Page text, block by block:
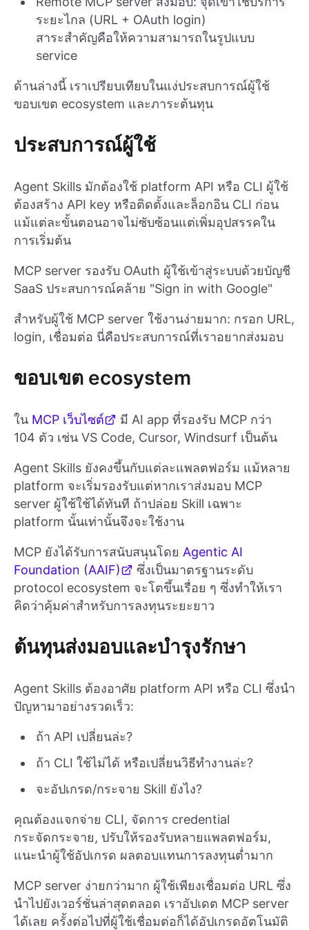
ระยะไกล (URL + OAuth login)
สาระสำคัญคือให้ความสามารถในรูปแบบ
service
ด้านล่างนี้ เราเปรียบเทียบในแง่ประสบการณ์ผู้ใช้
ขอบเขต ecosystem และภาระต้นทุน
ประสบการณ์ผู้ใช้
Agent Skills มักต้องใช้ platform API หรือ CLI ผู้ใช้
ต้องสร้าง API key หรือติดตั้งและล็อกอิน CLI ก่อน
แม้แต่ละขั้นตอนอาจไม่ซับซ้อนแต่เพิ่มอุปสรรคใน
การเริ่มต้น
MCP server รองรับ OAuth ผู้ใช้เข้าสู่ระบบด้วยบัญชี
SaaS ประสบการณ์คล้าย "Sign in with Google"
สำหรับผู้ใช้ MCP server ใช้งานง่ายมาก: กรอก URL,
login, เชื่อมต่อ นี่คือประสบการณ์ที่เราอยากส่งมอบ
ขอบเขต ecosystem
ใน MCP เว็บไซต์
มี AI app ที่รองรับ MCP กว่า
104 ตัว เช่น VS Code, Cursor, Windsurf เป็นต้น
Agent Skills ยังคงขึ้นกับแต่ละแพลตฟอร์ม แม้หลาย
platform จะเริ่มรองรับแต่หากเราส่งมอบ MCP
server ผู้ใช้ใช้ได้ทันที ถ้าปล่อย Skill เฉพาะ
platform นั้นเท่านั้นจึงจะใช้งาน
MCP ยังได้รับการสนับสนุนโดย Agentic AI
Foundation (AAIF)
ซึ่งเป็นมาตรฐานระดับ
protocol ecosystem จะโตขึ้นเรื่อย ๆ ซึ่งทำให้เรา
คิดว่าคุ้มค่าสำหรับการลงทุนระยะยาว
ต้นทุนส่งมอบและบำรุงรักษา
Agent Skills ต้องอาศัย platform API หรือ CLI ซึ่งนำ
ปัญหามาอย่างรวดเร็ว:
ถ้า API เปลี่ยนล่ะ?
ถ้า CLI ใช้ไม่ได้ หรือเปลี่ยนวิธีทำงานล่ะ?
จะอัปเกรด/กระจาย Skill ยังไง?
คุณต้องแจกจ่าย CLI, จัดการ credential
กระจัดกระจาย, ปรับให้รองรับหลายแพลตฟอร์ม,
แนะนำผู้ใช้อัปเกรด ผลตอบแทนการลงทุนต่ำมาก
MCP server ง่ายกว่ามาก ผู้ใช้เพียงเชื่อมต่อ URL ซึ่ง
นำไปยังเวอร์ชั่นล่าสุดตลอด เราอัปเดต MCP server
ได้เลย ครั้งต่อไปที่ผู้ใช้เชื่อมต่อก็ได้อัปเกรดอัตโนมัติ